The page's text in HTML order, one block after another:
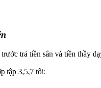
trả tiền sân và tiền thầy
tập 3,5,7 tối: